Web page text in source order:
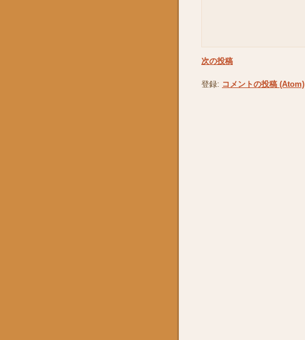
次の投稿
登録: コメントの投稿 (Atom)